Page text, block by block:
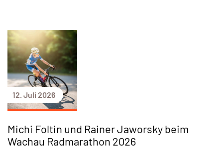
12. Juli 2026
Michi Foltin und Rainer Jaworsky beim
Wachau Radmarathon 2026